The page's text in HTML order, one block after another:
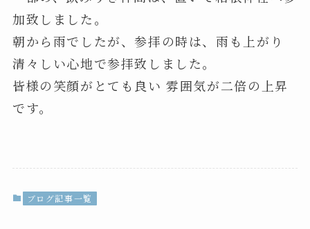
加致しました。
朝から雨でしたが、参拝の時は、雨も上がり
清々しい心地で参拝致しました。
皆様の笑顔がとても良い 雰囲気が二倍の上昇
です。
ブログ記事一覧